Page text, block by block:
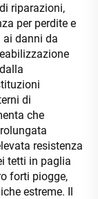
riparazioni,
per perdite e
ai danni da
di
che
resistenza
tetti in paglia
forti piogge,
estreme. Il